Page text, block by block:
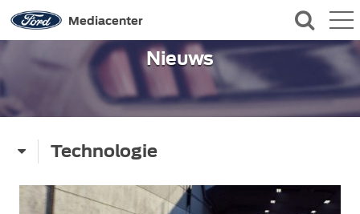
Mediacenter
CONTACT
Nieuws
Technologie